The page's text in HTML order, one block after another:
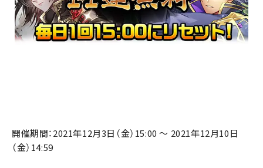
開催期間：2021年12月3日（金）15:00 ～ 2021年12月10日
（金）14:59